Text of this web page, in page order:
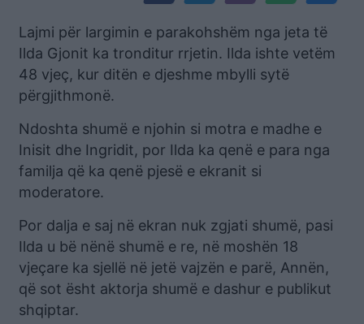
Lajmi për largimin e parakohshëm nga jeta të
Ilda Gjonit ka tronditur rrjetin. Ilda ishte vetëm
48 vjeç, kur ditën e djeshme mbylli sytë
përgjithmonë.
Ndoshta shumë e njohin si motra e madhe e
Inisit dhe Ingridit, por Ilda ka qenë e para nga
familja që ka qenë pjesë e ekranit si
moderatore.
Por dalja e saj në ekran nuk zgjati shumë, pasi
Ilda u bë nënë shumë e re, në moshën 18
vjeçare ka sjellë në jetë vajzën e parë, Annën,
që sot ësht aktorja shumë e dashur e publikut
shqiptar.